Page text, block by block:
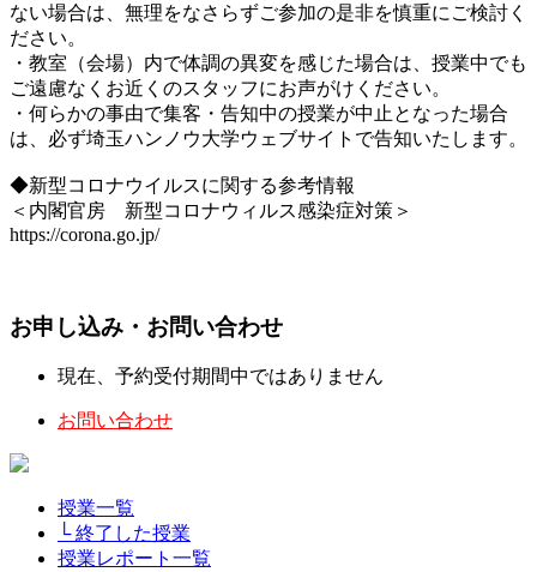
ない場合は、無理をなさらずご参加の是非を慎重にご検討く
ださい。
・教室（会場）内で体調の異変を感じた場合は、授業中でも
ご遠慮なくお近くのスタッフにお声がけください。
・何らかの事由で集客・告知中の授業が中止となった場合
は、必ず埼玉ハンノウ大学ウェブサイトで告知いたします。
◆新型コロナウイルスに関する参考情報
＜内閣官房 新型コロナウィルス感染症対策＞
https://corona.go.jp/
お申し込み・お問い合わせ
現在、予約受付期間中ではありません
お問い合わせ
授業一覧
└ 終了した授業
授業レポート一覧